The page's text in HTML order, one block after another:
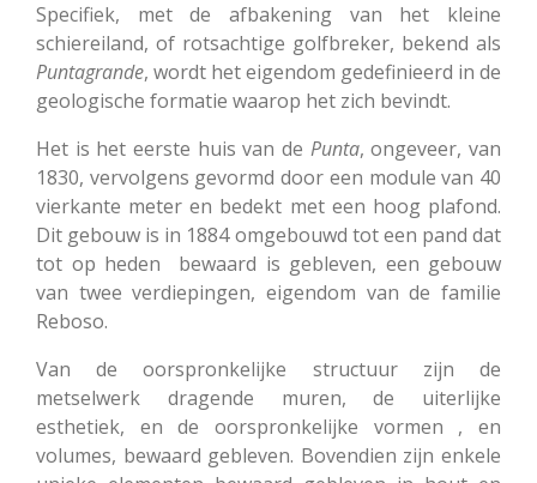
Specifiek, met de afbakening van het kleine
schiereiland, of rotsachtige golfbreker, bekend als
Puntagrande, wordt het eigendom gedefinieerd in de
geologische formatie waarop het zich bevindt.
Het is het eerste huis van de Punta, ongeveer, van
1830, vervolgens gevormd door een module van 40
vierkante meter en bedekt met een hoog plafond.
Dit gebouw is in 1884 omgebouwd tot een pand dat
tot op heden bewaard is gebleven, een gebouw
van twee verdiepingen, eigendom van de familie
Reboso.
Van de oorspronkelijke structuur zijn de
metselwerk dragende muren, de uiterlijke
esthetiek, en de oorspronkelijke vormen , en
volumes, bewaard gebleven. Bovendien zijn enkele